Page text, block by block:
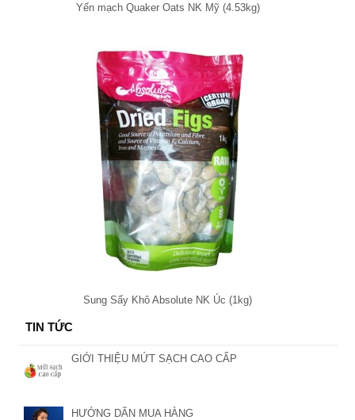
Yến mạch Quaker Oats NK Mỹ (4.53kg)
Sung Sấy Khô Absolute NK Úc (1kg)
TIN TỨC
GIỚI THIỆU MỨT SẠCH CAO CẤP
HƯỚNG DÃN MUA HÀNG